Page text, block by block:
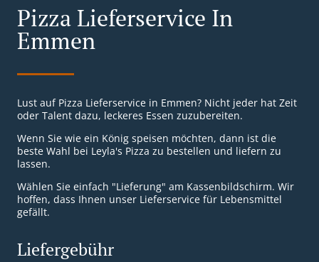
Pizza Lieferservice In
Emmen
Lust auf Pizza Lieferservice in Emmen? Nicht jeder hat Zeit
oder Talent dazu, leckeres Essen zuzubereiten.
Wenn Sie wie ein König speisen möchten, dann ist die
beste Wahl bei Leyla's Pizza zu bestellen und liefern zu
lassen.
Wählen Sie einfach "Lieferung" am Kassenbildschirm. Wir
hoffen, dass Ihnen unser Lieferservice für Lebensmittel
gefällt.
Liefergebühr